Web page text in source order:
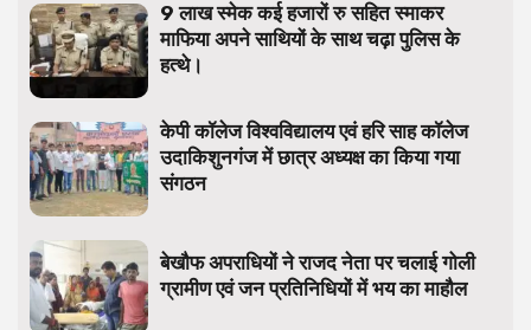
9 लाख स्मेक कई हजारों रु सहित स्माकर
माफिया अपने साथियों के साथ चढ़ा पुलिस के
हत्थे।
केपी कॉलेज विश्वविद्यालय एवं हरि साह कॉलेज
उदाकिशुनगंज में छात्र अध्यक्ष का किया गया
संगठन
बेखौफ अपराधियों ने राजद नेता पर चलाई गोली
ग्रामीण एवं जन प्रतिनिधियों में भय का माहौल